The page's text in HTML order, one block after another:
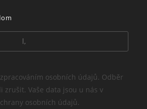
tab
osobních údajů. Odběr
zrušit. Vaše data jsou u nás v
osobních údajů.